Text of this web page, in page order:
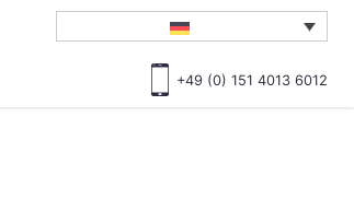
+49 (0) 151 4013 6012